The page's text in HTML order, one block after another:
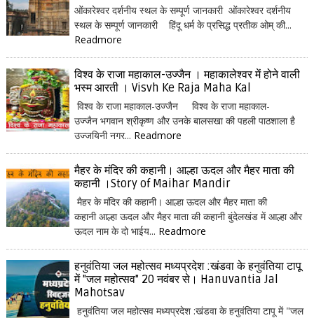
ओंकारेश्वर दर्शनीय स्थल के सम्पूर्ण जानकारी ओंकारेश्वर दर्शनीय
स्थल के सम्पूर्ण जानकारी हिंदू धर्म के प्रसिद्ध प्रतीक ओम् की...
Readmore
विश्व के राजा महाकाल-उज्जैन । महाकालेश्वर में होने वाली
भस्म आरती । Visvh Ke Raja Maha Kal
विश्व के राजा महाकाल-उज्जैन विश्व के राजा महाकाल-
उज्जैन भगवान श्रीकृष्ण और उनके बालसखा की पहली पाठशाला है
उज्जयिनी नगर... Readmore
मैहर के मंदिर की कहानी। आल्हा ऊदल और मैहर माता की
कहानी ।Story of Maihar Mandir
मैहर के मंदिर की कहानी। आल्हा ऊदल और मैहर माता की
कहानी आल्हा ऊदल और मैहर माता की कहानी बुंदेलखंड में आल्हा और
ऊदल नाम के दो भाईय... Readmore
हनुवंतिया जल महोत्सव मध्यप्रदेश :खंडवा के हनुवंतिया टापू
में "जल महोत्सव" 20 नवंबर से। Hanuvantia Jal
Mahotsav
हनुवंतिया जल महोत्सव मध्यप्रदेश :खंडवा के हनुवंतिया टापू में "जल